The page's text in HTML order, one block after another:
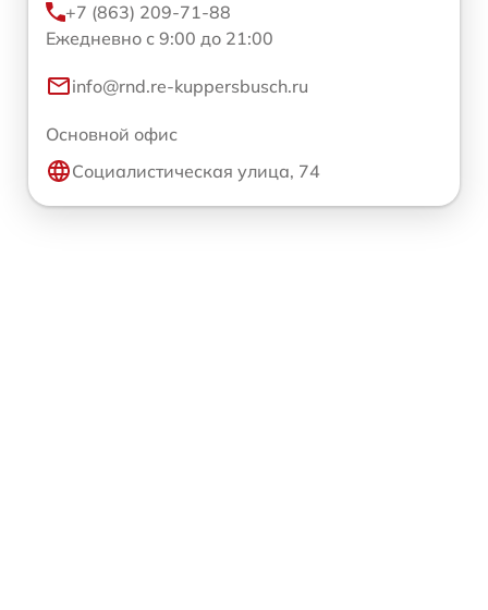
+7 (863) 209-71-88
Ежедневно с 9:00 до 21:00
info@rnd.re-kuppersbusch.ru
Основной офис
Социалистическая улица, 74